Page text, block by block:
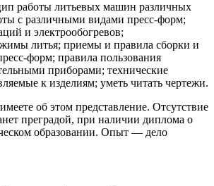
работы литьевых машин различных
с различными видами пресс-форм;
и электрообогревов;
литья; приемы и правила сборки и
форм; правила пользования
приборами; технические
к изделиям; уметь читать чертежи.
об этом представление. Отсутствие
преградой, при наличии диплома о
образовании. Опыт — дело